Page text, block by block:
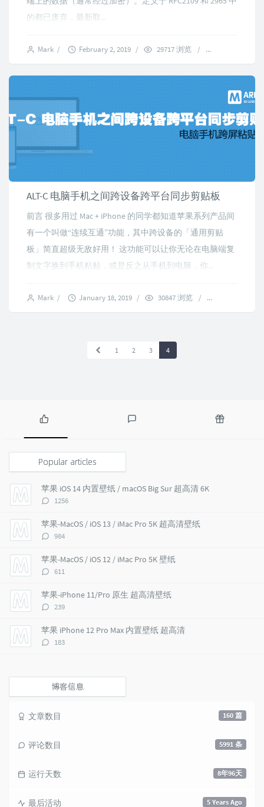
的都已废弃，最新取...
Mark / February 2, 2019 / 29717 浏览 /
ALT-C 电脑手机之间跨设备跨平台同步剪贴板
前言 很多用过 Mac + iPhone 的同学都知道苹果系列产品间
有一个叫做“连续互通”功能，其中跨设备的「通用剪贴
板」简直超级无敌好用！ 这功能可以让你无论在电脑端复
制文字换到手机粘贴，或是反之从手机到电脑，你...
Mark / January 18, 2019 / 30847 浏览 /
1 2 3 4
P
p
u
l
a
r
a
r
t
i
c
l
e
s
t
m
n
s
Popular articles
苹果 iOS 14 内置壁纸 / macOS Big Sur 超高清 6K
评
数：
1256
苹果-MacOS / iOS 13 / iMac Pro 5K 超高清壁纸
评
数：
984
苹果-MacOS / iOS 12 / iMac Pro 5K 壁纸
评
数：
611
苹果-iPhone 11/Pro 原生 超高清壁纸
评
数：
239
苹果 iPhone 12 Pro Max 内置壁纸 超高清
评
183
博客信息
160 篇
文章数目
5991 条
评论数目
8年96天
运行天数
5 Years Ago
最后活动